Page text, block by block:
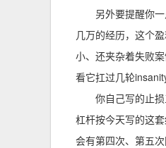
另外要提醒你
几万的经历，这个
小、还夹杂着失败
看它扛过几轮
你自己写的止
杠杆按今天写的这
会有第四次、第五次